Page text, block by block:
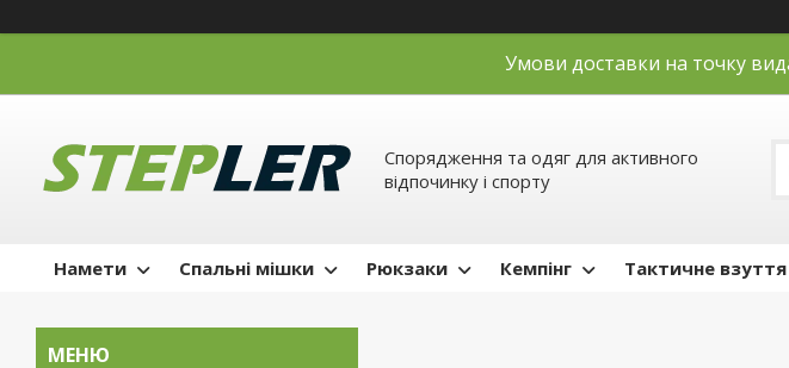
Умови доставки на точку
Спорядження та одяг для активного
відпочинку і спорту
Намети Спальні мішки Рюкзаки Кемпінг Тактичне взуття